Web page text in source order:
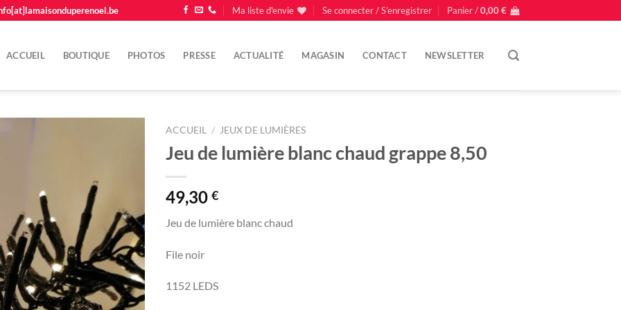
Ma liste d'envie Se connecter / S’enregistrer Panier /0,00€
ACCUEIL BOUTIQUE PHOTOS PRESSE ACTUALITÉ MAGASIN CONTACT NEWSLETTER
ACCUEIL / JEUX DE LUMIÈRES
Jeu de lumière blanc chaud grappe 8,50
49,30 €
Jeu de lumière blanc chaud
File noir
1152 LEDS